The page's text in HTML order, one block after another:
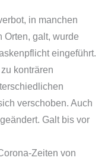
in manchen
Orten, galt, wurde
eingeführt.
konträren
verschoben. Auch
Galt bis vor
Zeiten von